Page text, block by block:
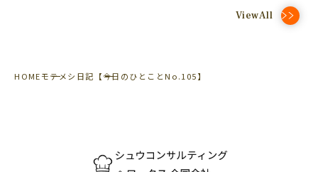
ViewAll
HOMEモテメシ日記 【今日のひとことNo.105】